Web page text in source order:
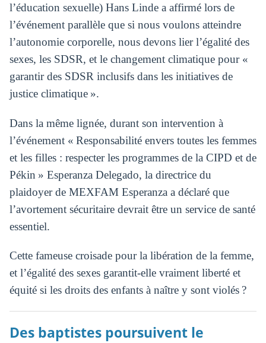
l’éducation sexuelle) Hans Linde a affirmé lors de
l’événement parallèle que si nous voulons atteindre
l’autonomie corporelle, nous devons lier l’égalité des
sexes, les SDSR, et le changement climatique pour «
garantir des SDSR inclusifs dans les initiatives de
justice climatique ».
Dans la même lignée, durant son intervention à
l’événement « Responsabilité envers toutes les femmes
et les filles : respecter les programmes de la CIPD et de
Pékin » Esperanza Delegado, la directrice du
plaidoyer de MEXFAM Esperanza a déclaré que
l’avortement sécuritaire devrait être un service de santé
essentiel.
Cette fameuse croisade pour la libération de la femme,
et l’égalité des sexes garantit-elle vraiment liberté et
équité si les droits des enfants à naître y sont violés ?
Des baptistes poursuivent le